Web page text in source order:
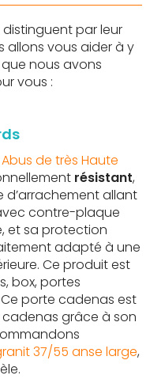
distinguent par leur
allons vous aider à y
nous avons
vous :
de très Haute
résistant,
allant
contre-plaque
et sa protection
adapté à une
Ce produit est
box, portes
Ce porte cadenas est
grâce à son
37/55 anse large,